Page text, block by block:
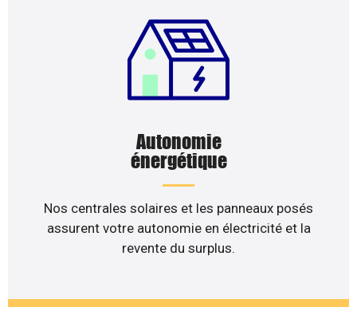
Autonomie
énergétique
Nos centrales solaires et les panneaux posés
assurent votre autonomie en électricité et la
revente du surplus.